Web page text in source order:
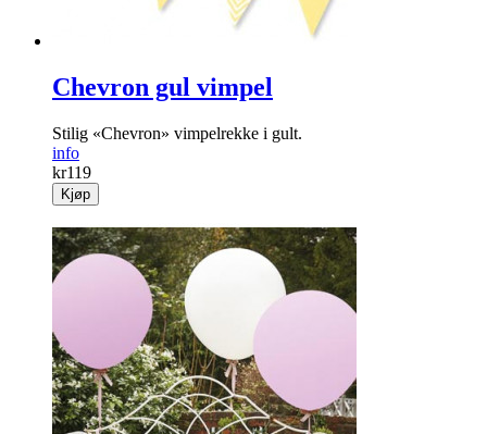
Chevron gul vimpel
Stilig «Chevron» vimpelrekke i gult.
info
kr119
Kjøp